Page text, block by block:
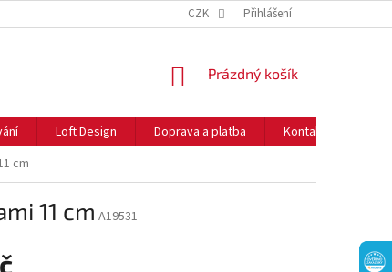
O COOKIES NEJČASTĚJŠÍ OTÁZKY
CZK Přihlášení
NÁKUPNÍ
Prázdný košík
Loft Design Doprava a platba Kontakty
cm
11 cm A19531